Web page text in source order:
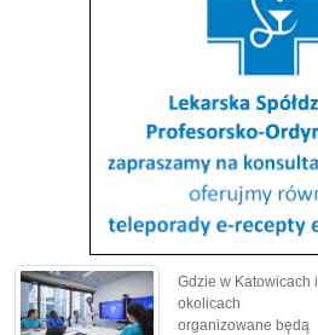
Gdzie w Katowicach i
okolicach
organizowane będą